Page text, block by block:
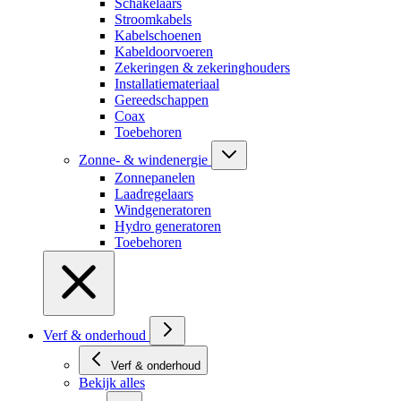
Schakelaars
Stroomkabels
Kabelschoenen
Kabeldoorvoeren
Zekeringen & zekeringhouders
Installatiemateriaal
Gereedschappen
Coax
Toebehoren
Zonne- & windenergie
Zonnepanelen
Laadregelaars
Windgeneratoren
Hydro generatoren
Toebehoren
Verf & onderhoud
Verf & onderhoud
Bekijk alles